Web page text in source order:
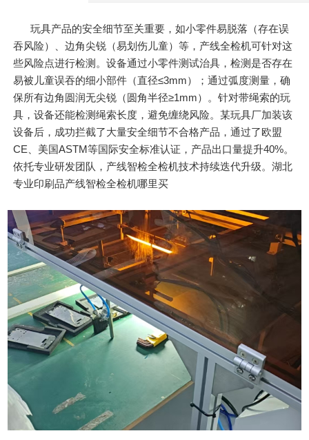
玩具产品的安全细节至关重要，如小零件易脱落（存在误
吞风险）、边角尖锐（易划伤儿童）等，产线全检机可针对这
些风险点进行检测。设备通过小零件测试治具，检测是否存在
易被儿童误吞的细小部件（直径≤3mm）；通过弧度测量，确
保所有边角圆润无尖锐（圆角半径≥1mm）。针对带绳索的玩
具，设备还能检测绳索长度，避免缠绕风险。某玩具厂加装该
设备后，成功拦截了大量安全细节不合格产品，通过了欧盟
CE、美国ASTM等国际安全标准认证，产品出口量提升40%。
依托专业研发团队，产线智检全检机技术持续迭代升级。湖北
专业印刷品产线智检全检机哪里买